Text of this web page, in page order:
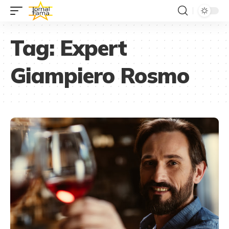
Tag:Expert
Giampiero Rosmo